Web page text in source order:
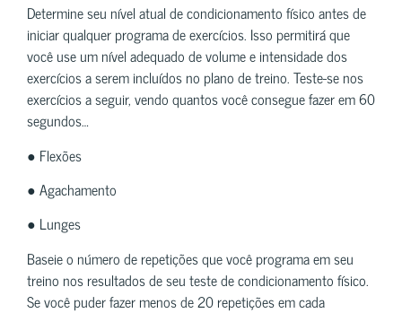
Determine seu nível atual de condicionamento físico antes de
iniciar qualquer programa de exercícios. Isso permitirá que
você use um nível adequado de volume e intensidade dos
exercícios a serem incluídos no plano de treino. Teste-se nos
exercícios a seguir, vendo quantos você consegue fazer em 60
segundos…
● Flexões
● Agachamento
● Lunges
Baseie o número de repetições que você programa em seu
treino nos resultados de seu teste de condicionamento físico.
Se você puder fazer menos de 20 repetições em cada